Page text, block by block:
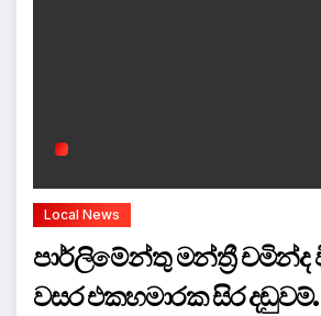
Local News
පාර්ලිමේන්තු මන්ත්‍රී චමින්ද
වසර එකහමාරක සිර දඬුවම්.